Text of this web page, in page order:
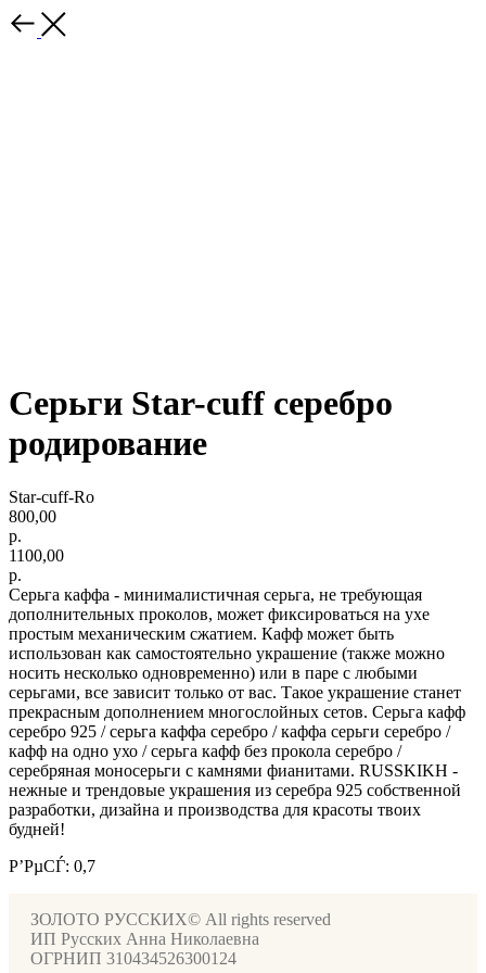
Серьги Star-cuff серебро
родирование
Star-cuff-Ro
800,00
р.
1100,00
р.
Серьга каффа - минималистичная серьга, не требующая
дополнительных проколов, может фиксироваться на ухе
простым механическим сжатием. Кафф может быть
использован как самостоятельно украшение (также можно
носить несколько одновременно) или в паре с любыми
серьгами, все зависит только от вас. Такое украшение станет
прекрасным дополнением многослойных сетов. Серьга кафф
серебро 925 / серьга каффа серебро / каффа серьги серебро /
кафф на одно ухо / серьга кафф без прокола серебро /
серебряная моносерьги с камнями фианитами. RUSSKIKH -
нежные и трендовые украшения из серебра 925 собственной
разработки, дизайна и производства для красоты твоих
будней!
Р’РµСЃ: 0,7
ЗОЛОТО РУССКИХ© All rights reserved
ИП Русских Анна Николаевна
ОГРНИП 310434526300124